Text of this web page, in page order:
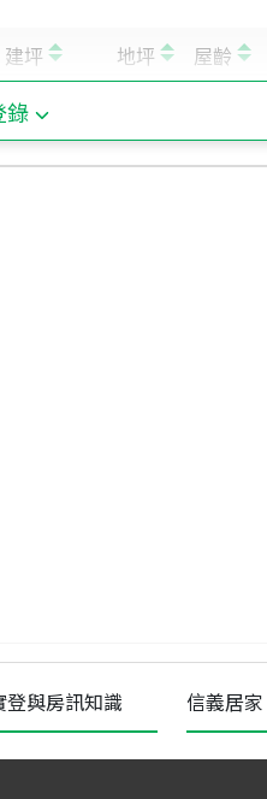
錄
登與房訊知識 信義居家